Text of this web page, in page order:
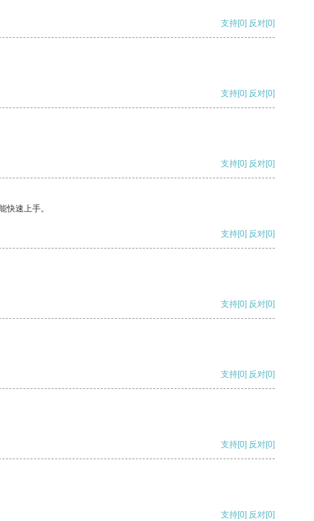
支持[0] 反对[0]
支持[0] 反对[0]
支持[0] 反对[0]
快速上手。
支持[0] 反对[0]
支持[0] 反对[0]
支持[0] 反对[0]
支持[0] 反对[0]
支持[0] 反对[0]